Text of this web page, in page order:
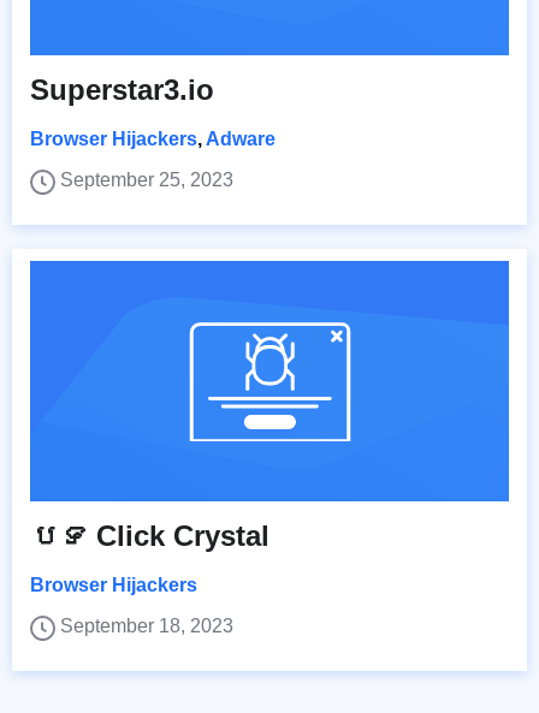
Superstar3.io
Browser Hijackers, Adware
September 25, 2023
បទ Click Crystal
Browser Hijackers
September 18, 2023